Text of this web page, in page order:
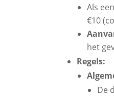
Als
€10
het
Regels:
De